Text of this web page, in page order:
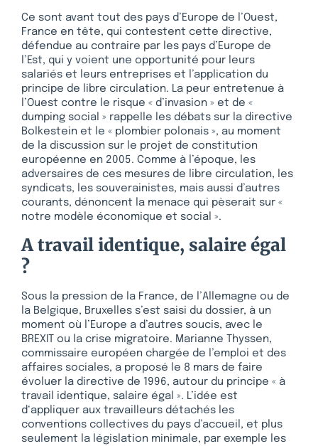
Ce sont avant tout des pays d’Europe de l’Ouest,
France en tête, qui contestent cette directive,
défendue au contraire par les pays d’Europe de
l’Est, qui y voient une opportunité pour leurs
salariés et leurs entreprises et l’application du
principe de libre circulation. La peur entretenue à
l’Ouest contre le risque « d’invasion » et de «
dumping social » rappelle les débats sur la directive
Bolkestein et le « plombier polonais », au moment
de la discussion sur le projet de constitution
européenne en 2005. Comme à l’époque, les
adversaires de ces mesures de libre circulation, les
syndicats, les souverainistes, mais aussi d’autres
courants, dénoncent la menace qui pèserait sur «
notre modèle économique et social ».
A travail identique, salaire égal
?
Sous la pression de la France, de l’Allemagne ou de
la Belgique, Bruxelles s’est saisi du dossier, à un
moment où l’Europe a d’autres soucis, avec le
BREXIT ou la crise migratoire. Marianne Thyssen,
commissaire européen chargée de l’emploi et des
affaires sociales, a proposé le 8 mars de faire
évoluer la directive de 1996, autour du principe « à
travail identique, salaire égal ». L’idée est
d‘appliquer aux travailleurs détachés les
conventions collectives du pays d’accueil, et plus
seulement la législation minimale, par exemple les